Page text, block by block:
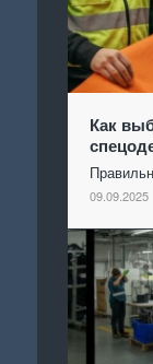
Как
09.09.2025